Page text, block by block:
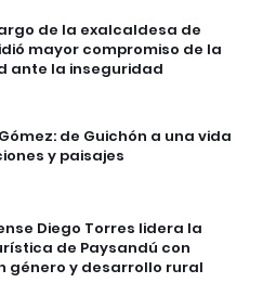
de la exalcaldesa de
mayor compromiso de la
ante la inseguridad
de Guichón a una vida
y paisajes
Diego Torres lidera la
de Paysandú con
género y desarrollo rural